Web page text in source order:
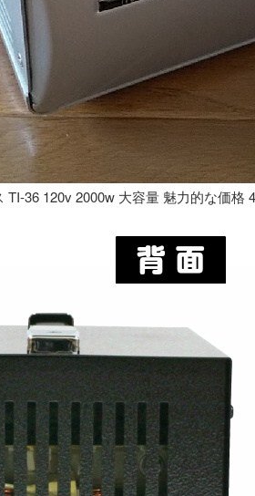
TI-36 120v 2000w 大容量 魅力的な価格